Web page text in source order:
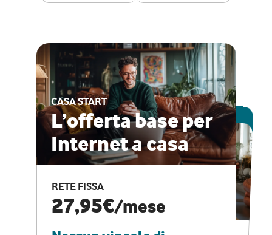
CASA START
L’offerta base per
Internet a casa
RETE FISSA
27,95€/mese
ESCLUSIVA ONLINE
CASA PRO
Internet veloce e
vantaggi speciali